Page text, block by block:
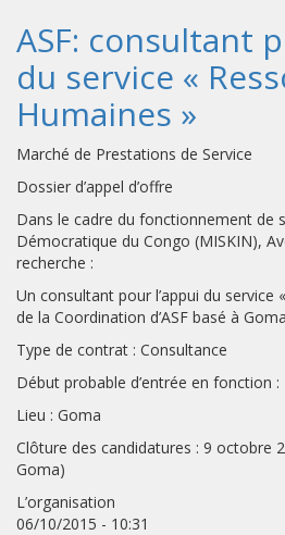
ASF: consultant
du service «
Humaines »
Marché de Prestations de Service
Dossier d’appel d’offre
Dans le cadre du fonctionnement de
Démocratique du Congo (MISKIN),
recherche :
Un consultant pour l’appui du service
de la Coordination d’ASF basé à Goma
Type de contrat : Consultance
Début probable d’entrée en fonction
Lieu : Goma
Clôture des candidatures : 9 octobre
Goma)
L’organisation
06/10/2015 - 10:31